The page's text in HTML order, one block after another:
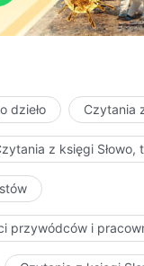
dzieło Czytania
z księgi
przywódców i